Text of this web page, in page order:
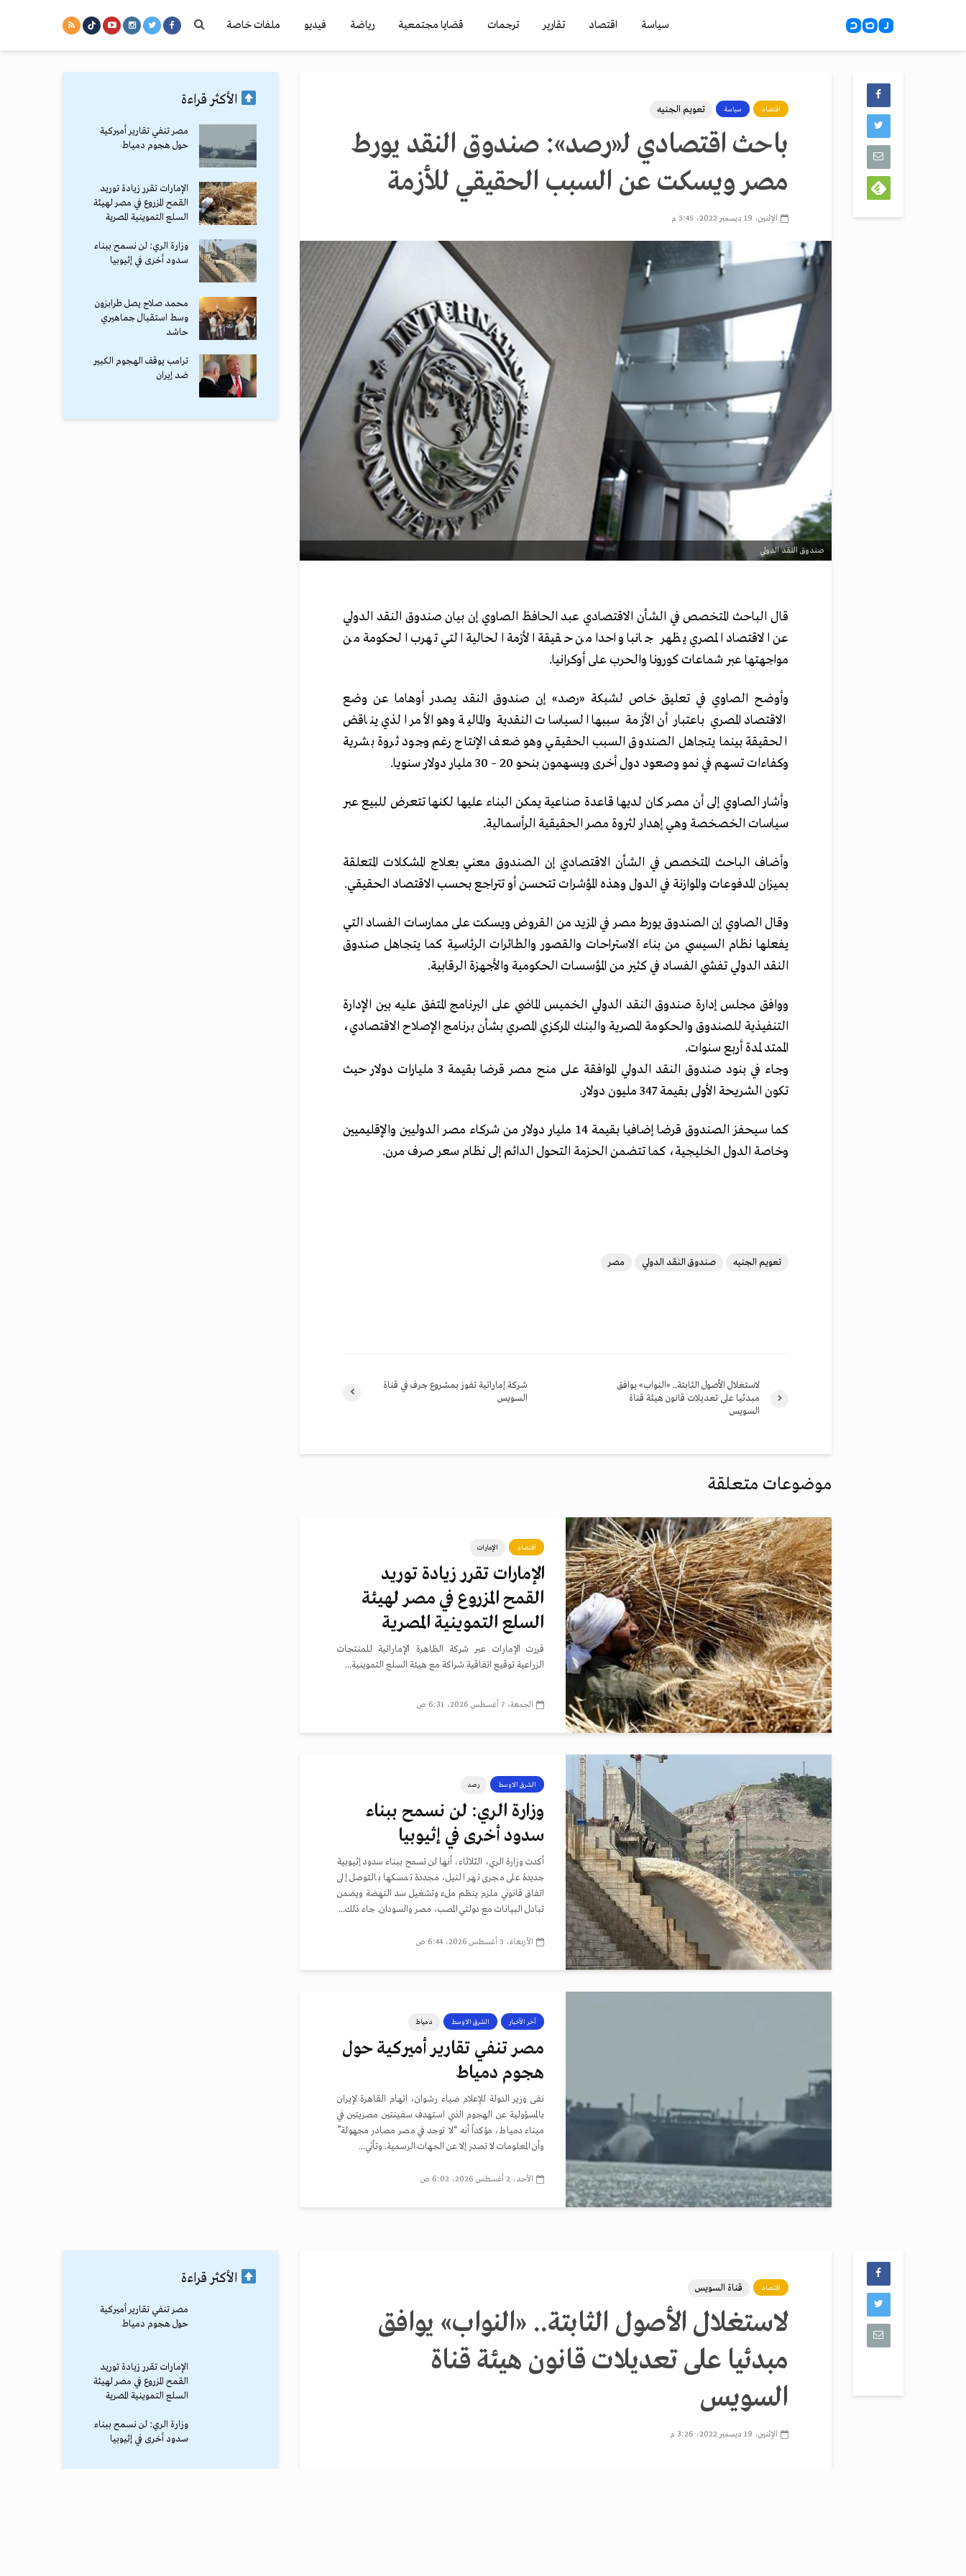
سياسة اقتصاد تقارير ترجمات قضايا مجتمعية رياضة فيديو ملفات خاصة
اقتصاد سياسة تعويم الجنيه
باحث اقتصادي لـ«رصد»: صندوق النقد يورط
مصر ويسكت عن السبب الحقيقي للأزمة
الإثنين، 19 ديسمبر 2022، 5:45 م
صندوق النقد الدولي
قال الباحث المتخصص في الشأن الاقتصادي عبد الحافظ الصاوي إن بيان صندوق النقد الدولي
عن الاقتصاد المصري يظهر جانبا واحدا من حقيقة الأزمة الحالية التي تهرب الحكومة من
مواجهتها عبر شماعات كورونا والحرب على أوكرانيا.
وأوضح الصاوي في تعليق خاص لشبكة «رصد» إن صندوق النقد يصدر أوهاما عن وضع
الاقتصاد المصري باعتبار أن الأزمة سببها السياسات النقدية والمالية وهو الأمر الذي يناقض
الحقيقة بينما يتجاهل الصندوق السبب الحقيقي وهو ضعف الإنتاج رغم وجود ثروة بشرية
وكفاءات تسهم في نمو وصعود دول أخرى ويسهمون بنحو 20 – 30 مليار دولار سنويا.
وأشار الصاوي إلى أن مصر كان لديها قاعدة صناعية يمكن البناء عليها لكنها تتعرض للبيع عبر
سياسات الخصخصة وهي إهدار لثروة مصر الحقيقية الرأسمالية.
وأضاف الباحث المتخصص في الشأن الاقتصادي إن الصندوق معني بعلاج المشكلات المتعلقة
بميزان المدفوعات والموازنة في الدول وهذه المؤشرات تتحسن أو تتراجع بحسب الاقتصاد الحقيقي.
وقال الصاوي إن الصندوق يورط مصر في المزيد من القروض ويسكت على ممارسات الفساد التي
يفعلها نظام السيسي من بناء الاستراحات والقصور والطائرات الرئاسية كما يتجاهل صندوق
النقد الدولي تفشي الفساد في كثير من المؤسسات الحكومية والأجهزة الرقابية.
ووافق مجلس إدارة صندوق النقد الدولي الخميس الماضي على البرنامج المتفق عليه بين الإدارة
التنفيذية للصندوق والحكومة المصرية والبنك المركزي المصري بشأن برنامج الإصلاح الاقتصادي،
الممتد لمدة أربع سنوات.
وجاء في بنود صندوق النقد الدولي الموافقة على منح مصر قرضا بقيمة 3 مليارات دولار حيث
تكون الشريحة الأولى بقيمة 347 مليون دولار.
كما سيحفز الصندوق قرضا إضافيا بقيمة 14 مليار دولار من شركاء مصر الدوليين والإقليميين
وخاصة الدول الخليجية، كما تتضمن الحزمة التحول الدائم إلى نظام سعر صرف مرن.
تعويم الجنيه صندوق النقد الدولي مصر
شركة إماراتية تفوز بمشروع جرف في قناة
السويس
لاستغلال الأصول الثابتة.. «النواب» يوافق
مبدئيا على تعديلات قانون هيئة قناة
السويس
موضوعات متعلقة
اقتصاد الإمارات
الإمارات تقرر زيادة توريد
القمح المزروع في مصر لهيئة
السلع التموينية المصرية
قررت الإمارات عبر شركة الظاهرة الإماراتية للمنتجات
الزراعية توقيع اتفاقية شراكة مع هيئة السلع التموينية...
الجمعة، 7 أغسطس 2026، 6:31 ص
الشرق الاوسط رصد
وزارة الري: لن نسمح ببناء
سدود أخرى في إثيوبيا
أكدت وزارة الري، الثلاثاء، أنها لن تسمح ببناء سدود إثيوبية
جديدة على مجرى نهر النيل، مجددة تمسكها بالتوصل إلى
اتفاق قانوني ملزم ينظم ملء وتشغيل سد النهضة ويضمن
تبادل البيانات مع دولتي المصب، مصر والسودان. جاء ذلك...
الأربعاء، 5 أغسطس 2026، 6:44 ص
أخر الأخبار الشرق الاوسط دمياط
مصر تنفي تقارير أميركية حول
هجوم دمياط
نفى وزير الدولة للإعلام ضياء رشوان، اتهام القاهرة لإيران
بالمسؤولية عن الهجوم الذي استهدف سفينتين مصريتين في
ميناء دمياط، مؤكداً أنه “لا توجد في مصر مصادر مجهولة”
وأن المعلومات لا تصدر إلا عن الجهات الرسمية. وتأتي...
الأحد، 2 أغسطس 2026، 6:02 ص
الأكثر قراءة
مصر تنفي تقارير أميركية
حول هجوم دمياط
الإمارات تقرر زيادة توريد
القمح المزروع في مصر لهيئة
السلع التموينية المصرية
وزارة الري: لن نسمح ببناء
سدود أخرى في إثيوبيا
محمد صلاح يصل طرابزون
وسط استقبال جماهيري
حاشد
ترامب يوقف الهجوم الكبير
ضد إيران
اقتصاد قناة السويس
لاستغلال الأصول الثابتة.. «النواب» يوافق
مبدئيا على تعديلات قانون هيئة قناة
السويس
الإثنين، 19 ديسمبر 2022، 3:26 م
الأكثر قراءة
مصر تنفي تقارير أميركية
حول هجوم دمياط
الإمارات تقرر زيادة توريد
القمح المزروع في مصر لهيئة
السلع التموينية المصرية
وزارة الري: لن نسمح ببناء
سدود أخرى في إثيوبيا